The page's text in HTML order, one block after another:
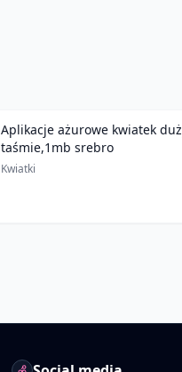
Aplikacje ażurowe kwiatek
taśmie,1mb srebro
Kwiatki